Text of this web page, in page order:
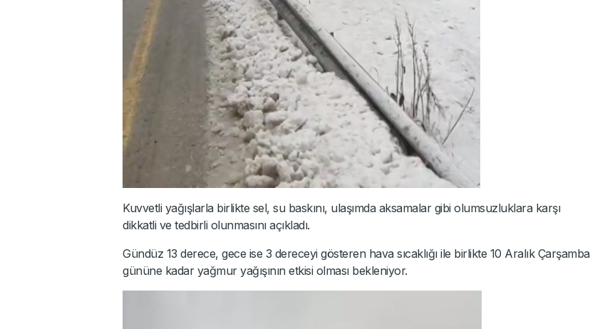
Kuvvetli yağışlarla birlikte sel, su baskını, ulaşımda aksamalar gibi olumsuzluklara karşı
dikkatli ve tedbirli olunmasını açıkladı.
Gündüz 13 derece, gece ise 3 dereceyi gösteren hava sıcaklığı ile birlikte 10 Aralık Çarşamba
gününe kadar yağmur yağışının etkisi olması bekleniyor.